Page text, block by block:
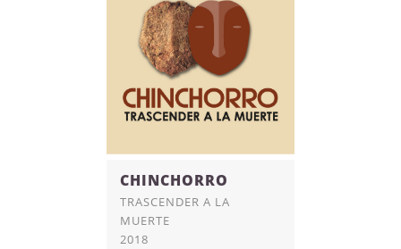
CHINCHORRO
TRASCENDER A LA
MUERTE
2018